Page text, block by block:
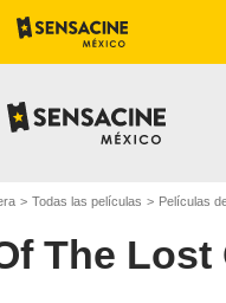
Todas las películas Películas
The Lost